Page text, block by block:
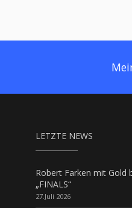
LETZTE NEWS
Robert Farken mit Gold
„FINALS“
27.Juli 2026